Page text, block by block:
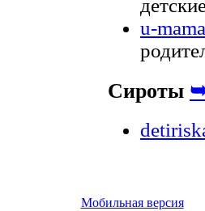
u-
Сироты
Мобильная версия